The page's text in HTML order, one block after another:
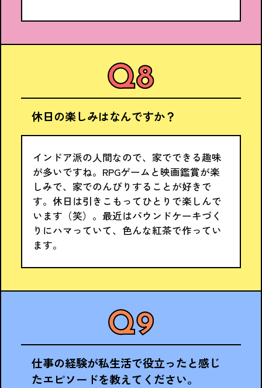
休日の楽しみはなんですか？
インドア派の人間なので、家でできる趣味
が多いですね。RPGゲームと映画鑑賞が楽
しみで、家でのんびりすることが好きで
す。休日は引きこもってひとりで楽しんで
います（笑）。最近はパウンドケーキづく
りにハマっていて、色んな紅茶で作ってい
ます。
仕事の経験が私生活で役立ったと感じ
たエピソードを教えてください。